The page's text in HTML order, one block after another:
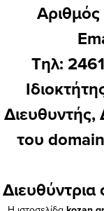
Τηλ:
Διευθυντής,
του